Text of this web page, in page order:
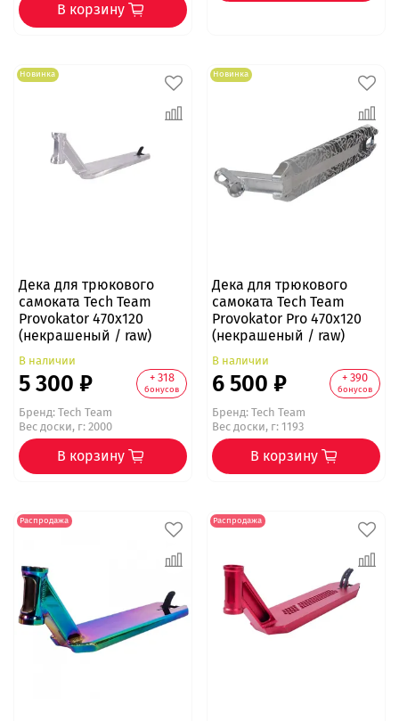
В корзину
Новинка
Дека для трюкового
самоката Tech Team
Provokator 470x120
(некрашеный / raw)
В наличии
5 300 ₽ + 318
бонусов
Бренд:Tech Team
Вес доски, г: 2000
В корзину
Новинка
Дека для трюкового
самоката Tech Team
Provokator Pro 470x120
(некрашеный / raw)
В наличии
6 500 ₽ + 390
бонусов
Бренд:Tech Team
Вес доски, г: 1193
В корзину
Распродажа Распродажа